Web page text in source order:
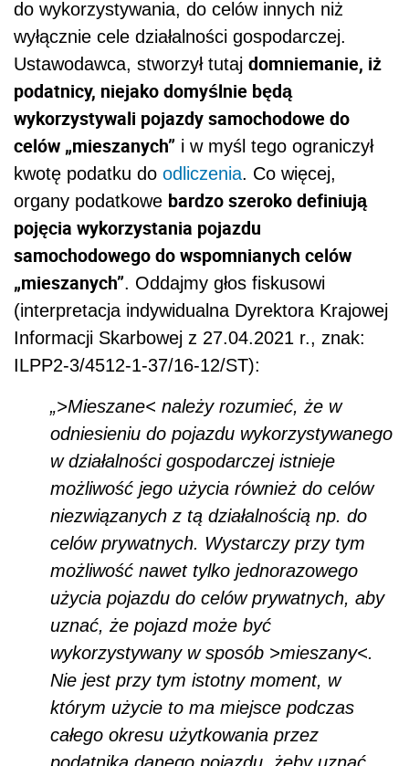
do wykorzystywania, do celów innych niż
wyłącznie cele działalności gospodarczej.
Ustawodawca, stworzył tutaj domniemanie, iż
podatnicy, niejako domyślnie będą
wykorzystywali pojazdy samochodowe do
celów „mieszanych” i w myśl tego ograniczył
kwotę podatku do odliczenia. Co więcej,
organy podatkowe bardzo szeroko definiują
pojęcia wykorzystania pojazdu
samochodowego do wspomnianych celów
„mieszanych”. Oddajmy głos fiskusowi
(interpretacja indywidualna Dyrektora Krajowej
Informacji Skarbowej z 27.04.2021 r., znak:
ILPP2-3/4512-1-37/16-12/ST):
„>Mieszane< należy rozumieć, że w
odniesieniu do pojazdu wykorzystywanego
w działalności gospodarczej istnieje
możliwość jego użycia również do celów
niezwiązanych z tą działalnością np. do
celów prywatnych. Wystarczy przy tym
możliwość nawet tylko jednorazowego
użycia pojazdu do celów prywatnych, aby
uznać, że pojazd może być
wykorzystywany w sposób >mieszany<.
Nie jest przy tym istotny moment, w
którym użycie to ma miejsce podczas
całego okresu użytkowania przez